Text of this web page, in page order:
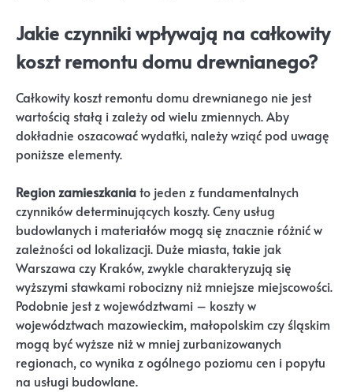
Jakie czynniki wpływają na całkowity
koszt remontu domu drewnianego?
Całkowity koszt remontu domu drewnianego nie jest
wartością stałą i zależy od wielu zmiennych. Aby
dokładnie oszacować wydatki, należy wziąć pod uwagę
poniższe elementy.
Region zamieszkaniato jeden z fundamentalnych
czynników determinujących koszty. Ceny usług
budowlanych i materiałów mogą się znacznie różnić w
zależności od lokalizacji. Duże miasta, takie jak
Warszawa czy Kraków, zwykle charakteryzują się
wyższymi stawkami robocizny niż mniejsze miejscowości.
Podobnie jest z województwami – koszty w
województwach mazowieckim, małopolskim czy śląskim
mogą być wyższe niż w mniej zurbanizowanych
regionach, co wynika z ogólnego poziomu cen i popytu
na usługi budowlane.